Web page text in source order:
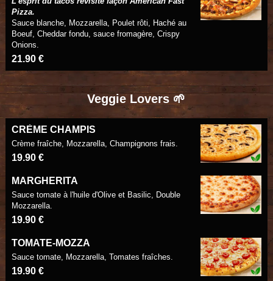
Pizza.
Sauce blanche, Mozzarella, Poulet rôti, Haché au
Boeuf, Cheddar fondu, sauce fromagère, Crispy
Onions.
21.90 €
Veggie Lovers 🌱
CRÈME CHAMPIS
Crème fraîche, Mozzarella, Champignons frais.
19.90 €
MARGHERITA
Sauce tomate à l'huile d'Olive et Basilic, Double
Mozzarella.
19.90 €
TOMATE-MOZZA
Sauce tomate, Mozzarella, Tomates fraîches.
19.90 €